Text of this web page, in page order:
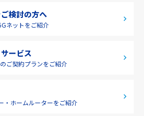
検討の方へ
ネットをご紹介
ービス
ご契約プランをご紹介
・ ホームルーターをご紹介